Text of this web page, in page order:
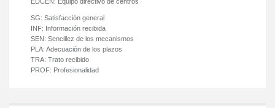
SG: Satisfacción general
INF: Información recibida
SEN: Sencillez de los mecanismos
PLA: Adecuación de los plazos
TRA: Trato recibido
PROF: Profesionalidad